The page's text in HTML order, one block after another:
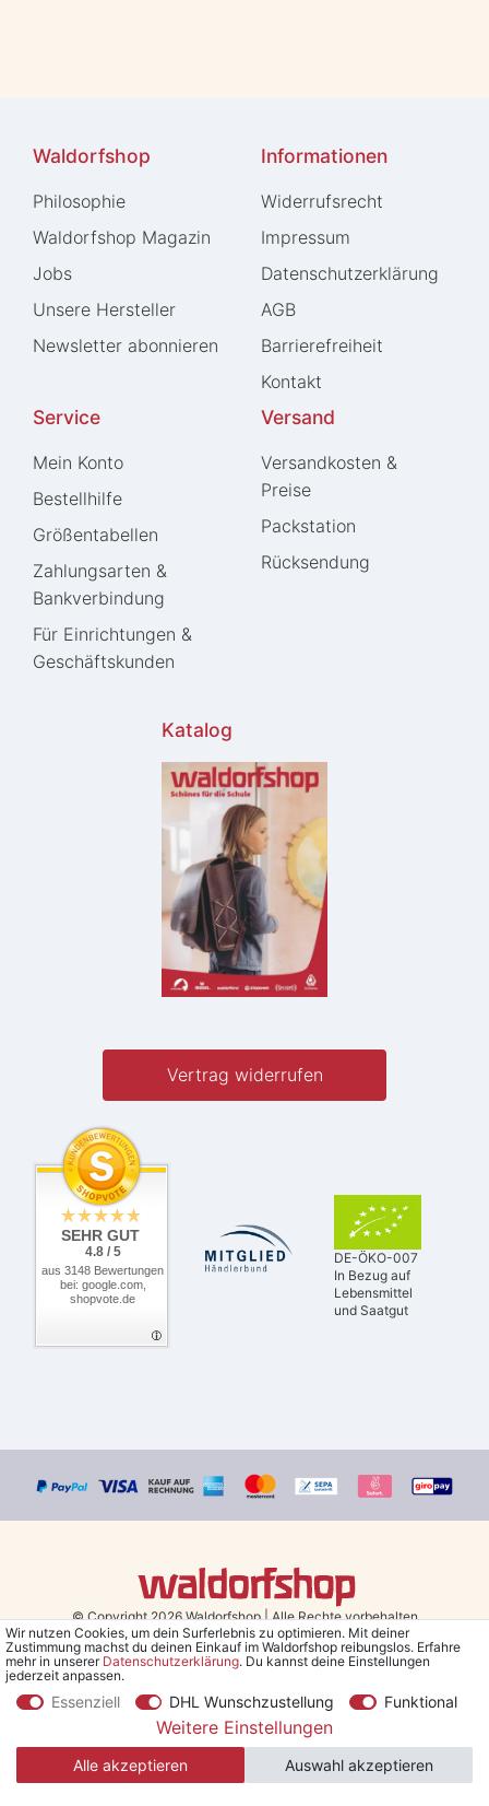
Waldorfshop
Philosophie
Waldorfshop Magazin
Jobs
Unsere Hersteller
Newsletter abonnieren
Informationen
Widerrufs­recht
Impressum
Daten­schutz­erklärung
AGB
Barrierefreiheit
Kontakt
Service
Mein Konto
Bestellhilfe
Größentabellen
Zahlungsarten &
Bankverbindung
Für Einrichtungen &
Geschäftskunden
Versand
Versandkosten &
Preise
Packstation
Rücksendung
Katalog
Vertrag widerrufen
SEHR GUT
4.8 / 5
aus 3148 Bewertungen
bei: google.com,
shopvote.de
DE-ÖKO-007
In Bezug auf
Lebensmittel
und Saatgut
© Copyright 2026 Waldorfshop|Alle Rechte vorbehalten.
Bestellungen mit Prio Versand bis 13 Uhr, garantierter Versand am
*Kostenlose Lieferung in Deutschland und Österreich ab 79 €.(gilt
nur für Sparversand - ausgenommen Sperrgut und Speditionsware)
**Den 5€ Gutschein erhältst du nach Bestätigung des Newsletters
per Mail. Der Gutschein gilt 30 Tage, Mindestbestellwert 30 €.
Wir nutzen Cookies, um dein Surferlebnis zu optimieren. Mit deiner
Zustimmung machst du deinen Einkauf im Waldorfshop reibungslos. Erfahre
mehr in unserer Daten­schutz­erklärung. Du kannst deine Einstellungen
jederzeit anpassen.
Essenziell DHL Wunschzustellung Funktional
Weitere Einstellungen
Alle akzeptieren Auswahl akzeptieren